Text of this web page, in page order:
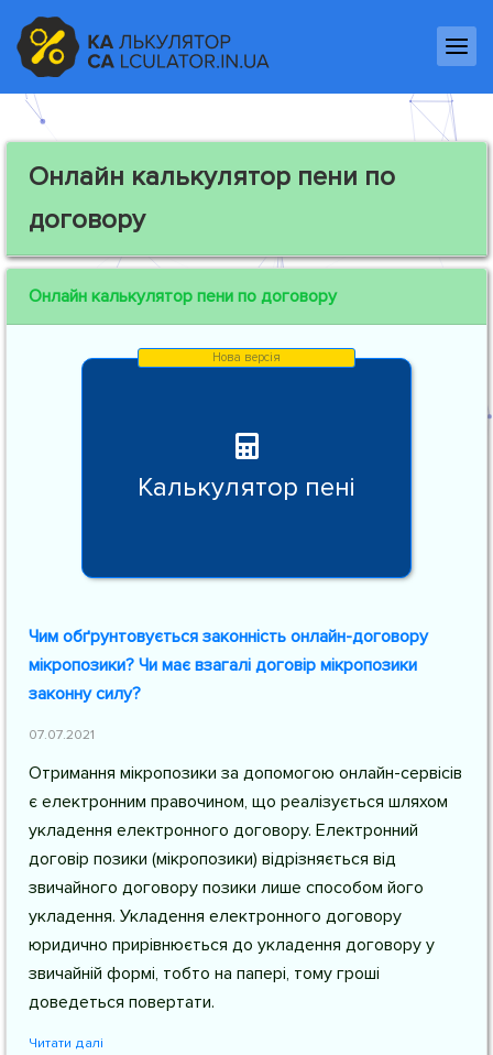
Онлайн калькулятор пени по
договору
Онлайн калькулятор пени по договору
Калькулятор пені
Чим обґрунтовується законність онлайн-договору
мікропозики? Чи має взагалі договір мікропозики
законну силу?
07.07.2021
Отримання мікропозики за допомогою онлайн-сервісів
є електронним правочином, що реалізується шляхом
укладення електронного договору. Електронний
договір позики (мікропозики) відрізняється від
звичайного договору позики лише способом його
укладення. Укладення електронного договору
юридично прирівнюється до укладення договору у
звичайній формі, тобто на папері, тому гроші
доведеться повертати.
Читати далі